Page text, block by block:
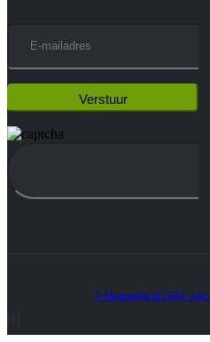
© Heatmedia.nl 2024. Alle